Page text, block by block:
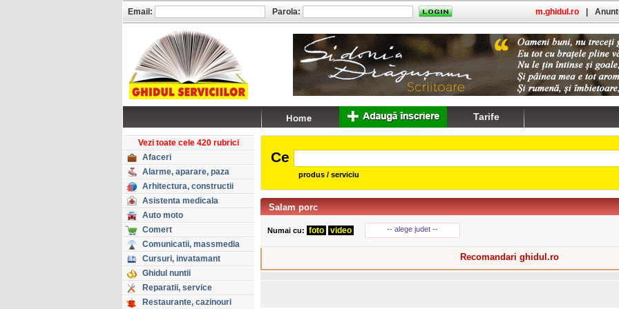
Vezi toate cele 420 rubrici
Afaceri
Alarme, aparare, paza
Arhitectura, constructii
Asistenta medicala
Auto moto
Comert
Comunicatii, massmedia
Cursuri, invatamant
Ghidul nuntii
Reparatii, service
Restaurante, cazinouri
Ce
produs / serviciu
Salam porc
Numai cu: foto video -- alege judet --
Recomandari ghidul.ro
Email: Parola: m.ghidul.ro
Tarife